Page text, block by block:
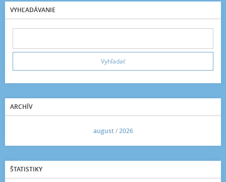
VYHĽADÁVANIE
ARCHÍV
august/2026
ŠTATISTIKY